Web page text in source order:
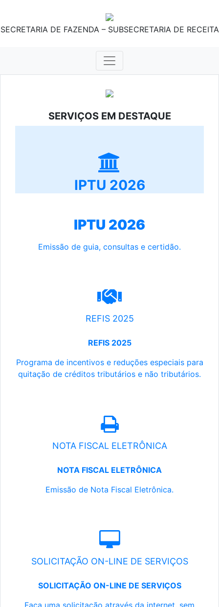
SECRETARIA DE FAZENDA – SUBSECRETARIA DE RECEITA
SERVIÇOS EM DESTAQUE
IPTU 2026
IPTU 2026
Emissão de guia, consultas e certidão.
REFIS 2025
REFIS 2025
Programa de incentivos e reduções especiais para
quitação de créditos tributários e não tributários.
NOTA FISCAL ELETRÔNICA
NOTA FISCAL ELETRÔNICA
Emissão de Nota Fiscal Eletrônica.
SOLICITAÇÃO ON-LINE DE SERVIÇOS
SOLICITAÇÃO ON-LINE DE SERVIÇOS